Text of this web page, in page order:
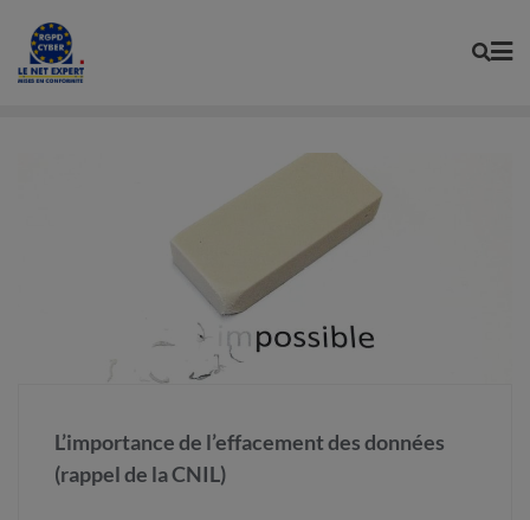
content
L’importance de l’effacement des données
(rappel de la CNIL)